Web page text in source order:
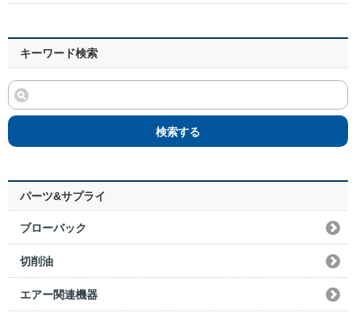
キーワード検索
検索する
パーツ&サプライ
ブローバック
切削油
エアー関連機器